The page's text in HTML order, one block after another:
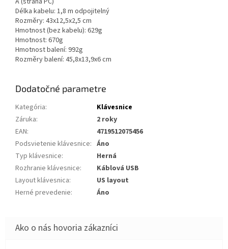
Délka kabelu: 1,8 m odpojitelný
Rozměry: 43x12,5x2,5 cm
Hmotnost (bez kabelu): 629g
Hmotnost: 670g
Hmotnost balení: 992g
Rozměry balení: 45,8x13,9x6 cm
Dodatočné parametre
Kategória:
Klávesnice
Záruka:
2 roky
EAN:
4719512075456
Podsvietenie klávesnice: Áno
Typ klávesnice:
Herná
Rozhranie klávesnice:
Káblová USB
Layout klávesnica:
US layout
Herné prevedenie: Áno